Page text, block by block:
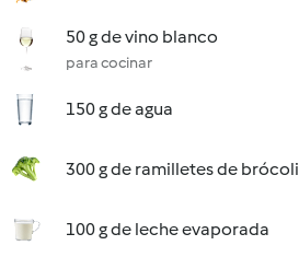
50 g de vino blanco
para cocinar
150 g de agua
300 g de ramilletes de brócoli
100 g de leche evaporada